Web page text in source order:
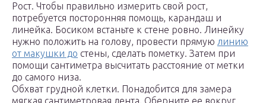
Рост. Чтобы правильно измерить свой рост,
потребуется посторонняя помощь, карандаш и
линейка. Босиком встаньте к стене ровно. Линейку
нужно положить на голову, провести прямую линию
от макушки до стены, сделать пометку. Затем при
помощи сантиметра высчитать расстояние от метки
до самого низа.
Обхват грудной клетки. Понадобится для замера
мягкая сантиметровая лента. Оберните ее вокруг